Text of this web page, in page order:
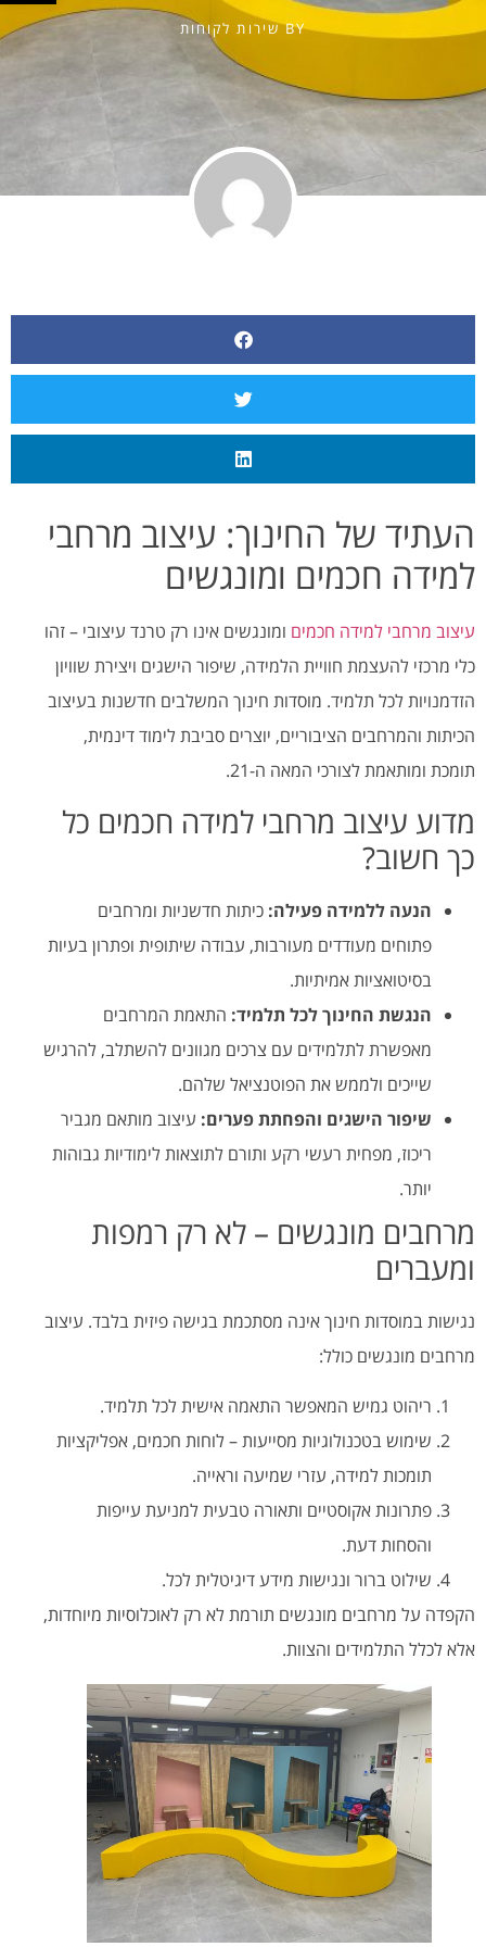
BYשירות לקוחות
העתיד של החינוך: עיצוב מרחבי
למידה חכמים ומונגשים
עיצוב מרחבי למידה חכמים ומונגשים אינו רק טרנד עיצובי – זהו
כלי מרכזי להעצמת חוויית הלמידה, שיפור הישגים ויצירת שוויון
הזדמנויות לכל תלמיד. מוסדות חינוך המשלבים חדשנות בעיצוב
הכיתות והמרחבים הציבוריים, יוצרים סביבת לימוד דינמית,
תומכת ומותאמת לצורכי המאה ה-21.
מדוע עיצוב מרחבי למידה חכמים כל
כך חשוב?
הנעה ללמידה פעילה: כיתות חדשניות ומרחבים
פתוחים מעודדים מעורבות, עבודה שיתופית ופתרון בעיות
בסיטואציות אמיתיות.
הנגשת החינוך לכל תלמיד: התאמת המרחבים
מאפשרת לתלמידים עם צרכים מגוונים להשתלב, להרגיש
שייכים ולממש את הפוטנציאל שלהם.
שיפור הישגים והפחתת פערים: עיצוב מותאם מגביר
ריכוז, מפחית רעשי רקע ותורם לתוצאות לימודיות גבוהות
יותר.
מרחבים מונגשים – לא רק רמפות
ומעברים
נגישות במוסדות חינוך אינה מסתכמת בגישה פיזית בלבד. עיצוב
מרחבים מונגשים כולל:
ריהוט גמיש המאפשר התאמה אישית לכל תלמיד.
שימוש בטכנולוגיות מסייעות – לוחות חכמים, אפליקציות
תומכות למידה, עזרי שמיעה וראייה.
פתרונות אקוסטיים ותאורה טבעית למניעת עייפות
והסחות דעת.
שילוט ברור ונגישות מידע דיגיטלית לכל.
הקפדה על מרחבים מונגשים תורמת לא רק לאוכלוסיות מיוחדות,
אלא לכלל התלמידים והצוות.